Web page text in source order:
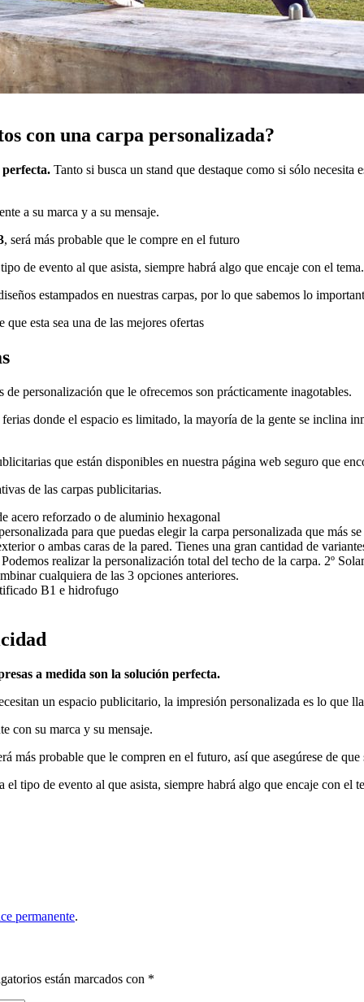
con una carpa personalizada?
Tanto si busca un stand que destaque como si sólo
a su marca y a su mensaje.
, será más probable que le compre en el futuro
de evento al que asista, siempre habrá algo que encaje con el
estampados en nuestras carpas, por lo que sabemos lo
esta sea una de las mejores ofertas
de personalización que le ofrecemos son prácticamente inagotables.
donde el espacio es limitado, la mayoría de la gente se inclina
que están disponibles en nuestra página web seguro que
de las carpas publicitarias.
acero reforzado o de aluminio hexagonal
para que puedas elegir la carpa personalizada que más
o ambas caras de la pared. Tienes una gran cantidad de
realizar la personalización total del techo de la carpa. 2º
cualquiera de las 3 opciones anteriores.
B1 e hidrofugo
a medida son la solución perfecta.
un espacio publicitario, la impresión personalizada es lo que
con su marca y su mensaje.
más probable que le compren en el futuro, así que asegúrese de
tipo de evento al que asista, siempre habrá algo que encaje con el
permanente.
están marcados con *